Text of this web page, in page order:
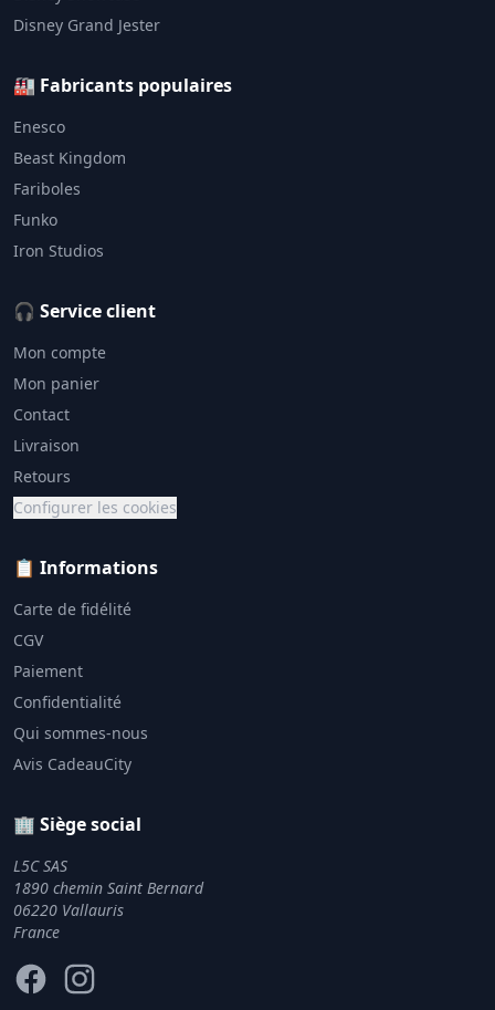
Disney Grand Jester
🏭 Fabricants populaires
Enesco
Beast Kingdom
Fariboles
Funko
Iron Studios
🎧 Service client
Mon compte
Mon panier
Contact
Livraison
Retours
Configurer les cookies
📋 Informations
Carte de fidélité
CGV
Paiement
Confidentialité
Qui sommes-nous
Avis CadeauCity
🏢 Siège social
L5C SAS
1890 chemin Saint Bernard
06220 Vallauris
France
FacebookInstagram